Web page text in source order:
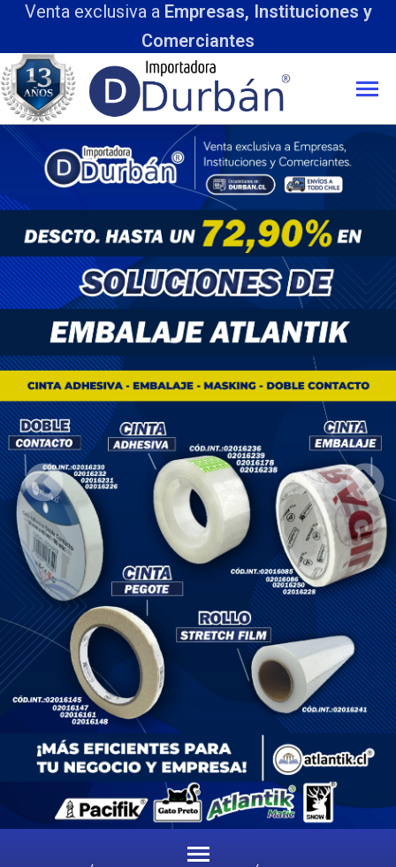
Venta exclusiva a Empresas, Instituciones y
Comerciantes